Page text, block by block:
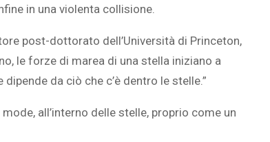
in una violenta collisione.
post-dottorato dell’Università di Princeton,
le forze di marea di una stella iniziano a
da ciò che c’è dentro le stelle.”
all’interno delle stelle, proprio come un